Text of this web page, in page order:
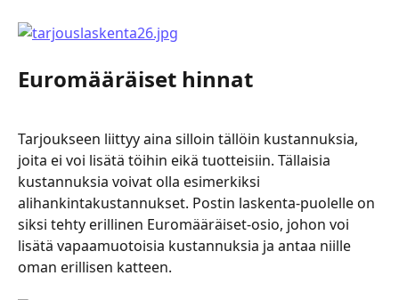
Euromääräiset hinnat
Tarjoukseen liittyy aina silloin tällöin kustannuksia,
joita ei voi lisätä töihin eikä tuotteisiin. Tällaisia
kustannuksia voivat olla esimerkiksi
alihankintakustannukset. Postin laskenta-puolelle on
siksi tehty erillinen Euromääräiset-osio, johon voi
lisätä vapaamuotoisia kustannuksia ja antaa niille
oman erillisen katteen.